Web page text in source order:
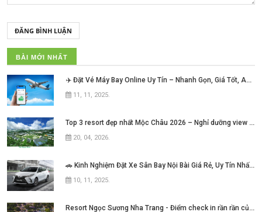
ĐĂNG BÌNH LUẬN
BÀI MỚI NHẤT
✈️ Đặt Vé Máy Bay Online Uy Tín – Nhanh Gọn, Giá Tốt, An Tâm Mỗi Hành Trình!
11, 11, 2025.
Top 3 resort đẹp nhất Mộc Châu 2026 – Nghỉ dưỡng view núi cực chill không thể bỏ lỡ
20, 04, 2026.
🚗 Kinh Nghiệm Đặt Xe Sân Bay Nội Bài Giá Rẻ, Uy Tín Nhất Hiện Nay
10, 11, 2025.
Resort Ngọc Sương Nha Trang - Điểm check in rần rần của những tín đồ mê phim Việt